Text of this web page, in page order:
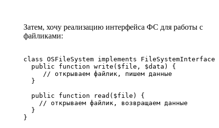
Затем, хочу реализацию интерфейса ФС для работы с
файликами:
class OSFileSystem implements FileSystemInterface
  public function write($file, $data) {
     // открываем файлик, пишем данные
  }
  public function read($file) {
    // открываем файлик, возвращаем данные
  }
}